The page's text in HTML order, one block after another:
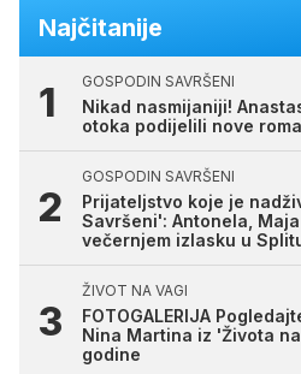
Najčitanije
GOSPODIN SAVRŠENI
Nikad nasmijaniji!
otoka podijelili nove
GOSPODIN SAVRŠENI
Prijateljstvo koje je
Savršeni': Antonela,
večernjem izlasku u
ŽIVOT NA VAGI
FOTOGALERIJA
Nina Martina iz 'Života
godine